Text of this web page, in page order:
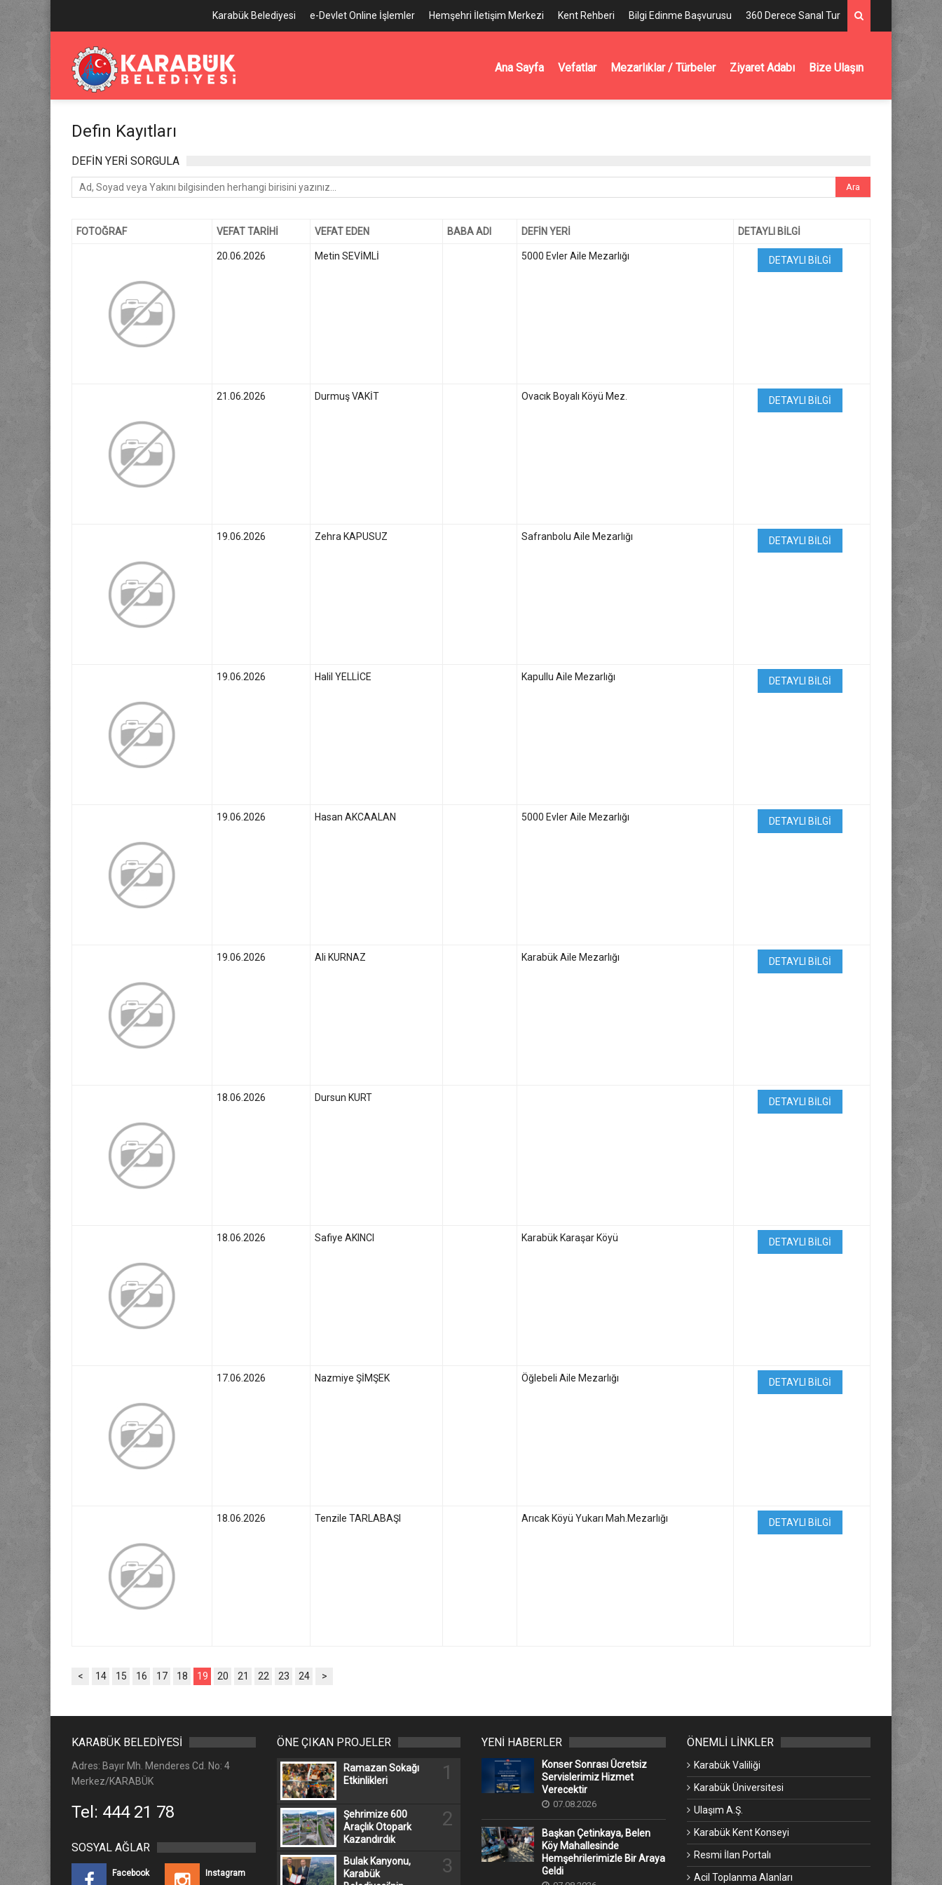
Karabük Belediyesi e-Devlet Online İşlemler Hemşehri İletişim Merkezi Kent Rehberi Bilgi Edinme Başvurusu 360 Derece Sanal Tur
Ana Sayfa Vefatlar Mezarlıklar / Türbeler Ziyaret Adabı Bize Ulaşın
Defin Kayıtları
DEFİN YERİ SORGULA
FOTOĞRAF VEFAT TARİHİ VEFAT EDEN BABA ADI DEFİN YERİ DETAYLI BİLGİ
20.06.2026 Metin SEVİMLİ 5000 Evler Aile Mezarlığı DETAYLI BİLGİ
21.06.2026 Durmuş VAKİT Ovacık Boyalı Köyü Mez. DETAYLI BİLGİ
19.06.2026 Zehra KAPUSUZ Safranbolu Aile Mezarlığı DETAYLI BİLGİ
19.06.2026 Halil YELLİCE Kapullu Aile Mezarlığı DETAYLI BİLGİ
19.06.2026 Hasan AKCAALAN 5000 Evler Aile Mezarlığı DETAYLI BİLGİ
19.06.2026 Ali KURNAZ Karabük Aile Mezarlığı DETAYLI BİLGİ
18.06.2026 Dursun KURT DETAYLI BİLGİ
18.06.2026 Safiye AKINCI Karabük Karaşar Köyü DETAYLI BİLGİ
17.06.2026 Nazmiye ŞİMŞEK Öğlebeli Aile Mezarlığı DETAYLI BİLGİ
18.06.2026 Tenzile TARLABAŞI Arıcak Köyü Yukarı Mah.Mezarlığı DETAYLI BİLGİ
< 14 15 16 17 18 19 20 21 22 23 24 >
KARABÜK BELEDİYESİ
Adres: Bayır Mh. Menderes Cd. No: 4
Merkez/KARABÜK
Tel: 444 21 78
SOSYAL AĞLAR
Facebook Instagram
ÖNE ÇIKAN PROJELER
Ramazan Sokağı
Etkinlikleri
1
Şehrimize 600
Araçlık Otopark
Kazandırdık
2
Bulak Kanyonu,
Karabük
3
YENİ HABERLER
Konser Sonrası Ücretsiz
Servislerimiz Hizmet
Verecektir
07.08.2026
Başkan Çetinkaya, Belen
Köy Mahallesinde
Hemşehrilerimizle Bir Araya
Geldi
ÖNEMLİ LİNKLER
Karabük Valiliği
Karabük Üniversitesi
Ulaşım A.Ş.
Karabük Kent Konseyi
Resmi İlan Portalı
Acil Toplanma Alanları